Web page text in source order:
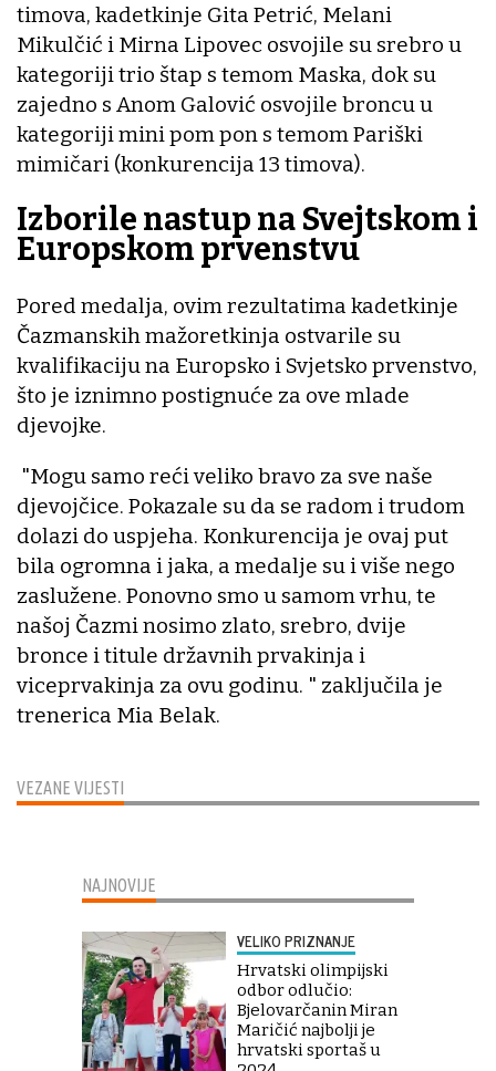
VEZANE VIJESTI
timova, kadetkinje Gita Petrić, Melani
Mikulčić i Mirna Lipovec osvojile su srebro u
kategoriji trio štap s temom Maska, dok su
zajedno s Anom Galović osvojile broncu u
kategoriji mini pom pon s temom Pariški
mimičari (konkurencija 13 timova).
Izborile nastup na Svejtskom i
Europskom prvenstvu
Pored medalja, ovim rezultatima kadetkinje
Čazmanskih mažoretkinja ostvarile su
kvalifikaciju na Europsko i Svjetsko prvenstvo,
što je iznimno postignuće za ove mlade
djevojke.
"Mogu samo reći veliko bravo za sve naše
djevojčice. Pokazale su da se radom i trudom
dolazi do uspjeha. Konkurencija je ovaj put
bila ogromna i jaka, a medalje su i više nego
zaslužene. Ponovno smo u samom vrhu, te
našoj Čazmi nosimo zlato, srebro, dvije
bronce i titule državnih prvakinja i
viceprvakinja za ovu godinu. " zaključila je
trenerica Mia Belak.
NAJNOVIJE
VELIKO PRIZNANJE
Hrvatski olimpijski
odbor odlučio:
Bjelovarčanin Miran
Maričić najbolji je
hrvatski sportaš u